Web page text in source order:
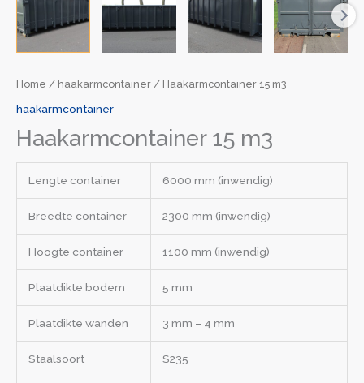
Home / haakarmcontainer / Haakarmcontainer 15 m3
haakarmcontainer
Haakarmcontainer 15 m3
Lengte container 6000 mm (inwendig)
Breedte container 2300 mm (inwendig)
Hoogte container 1100 mm (inwendig)
Plaatdikte bodem 5 mm
Plaatdikte wanden 3 mm – 4 mm
Staalsoort S235